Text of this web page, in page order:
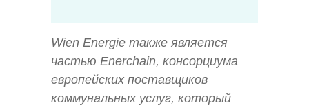
Wien Energie также является
частью Enerchain, консорциума
европейских поставщиков
коммунальных услуг, который